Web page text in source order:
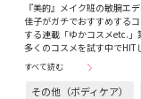
『美的』メイク班の敏腕エ
佳子がガチでおすすめする
する連載「ゆかコスメetc.」
多くのコスメを試す中で
すべて読む
その他（ボディケア）